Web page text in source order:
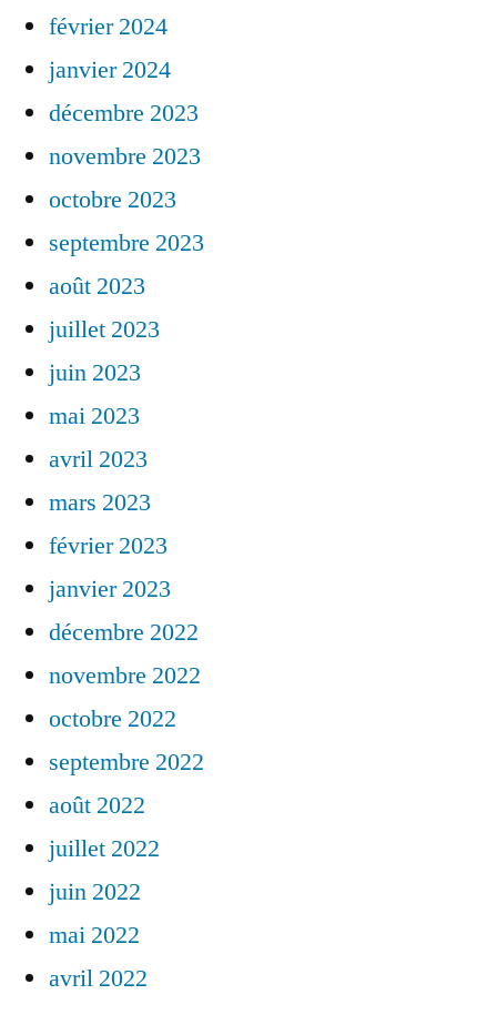
février 2024
janvier 2024
décembre 2023
novembre 2023
octobre 2023
septembre 2023
août 2023
juillet 2023
juin 2023
mai 2023
avril 2023
mars 2023
février 2023
janvier 2023
décembre 2022
novembre 2022
octobre 2022
septembre 2022
août 2022
juillet 2022
juin 2022
mai 2022
avril 2022